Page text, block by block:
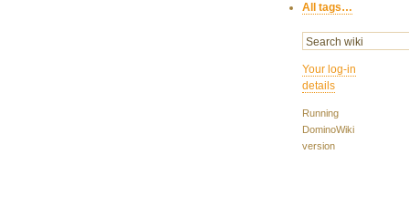
All tags…
Your log-in
details
Running
DominoWiki
version